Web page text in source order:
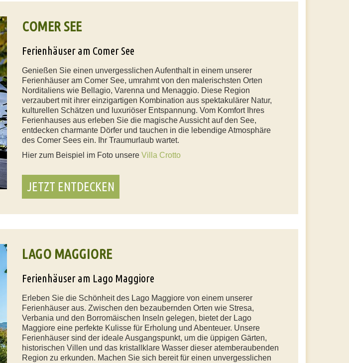
COMER SEE
Ferienhäuser am Comer See
Genießen Sie einen unvergesslichen Aufenthalt in einem unserer
Ferienhäuser am Comer See, umrahmt von den malerischsten Orten
Norditaliens wie Bellagio, Varenna und Menaggio. Diese Region
verzaubert mit ihrer einzigartigen Kombination aus spektakulärer Natur,
kulturellen Schätzen und luxuriöser Entspannung. Vom Komfort Ihres
Ferienhauses aus erleben Sie die magische Aussicht auf den See,
entdecken charmante Dörfer und tauchen in die lebendige Atmosphäre
des Comer Sees ein. Ihr Traumurlaub wartet.
Hier zum Beispiel im Foto unsere Villa Crotto
JETZT ENTDECKEN
LAGO MAGGIORE
Ferienhäuser am Lago Maggiore
Erleben Sie die Schönheit des Lago Maggiore von einem unserer
Ferienhäuser aus. Zwischen den bezaubernden Orten wie Stresa,
Verbania und den Borromäischen Inseln gelegen, bietet der Lago
Maggiore eine perfekte Kulisse für Erholung und Abenteuer. Unsere
Ferienhäuser sind der ideale Ausgangspunkt, um die üppigen Gärten,
historischen Villen und das kristallklare Wasser dieser atemberaubenden
Region zu erkunden. Machen Sie sich bereit für einen unvergesslichen